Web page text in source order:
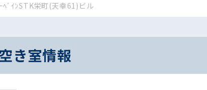
ﾍﾞｲﾝSTK栄町(天幸61)ビル
き室情報